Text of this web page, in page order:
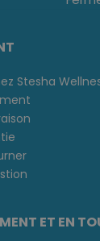
Stesha
ET EN